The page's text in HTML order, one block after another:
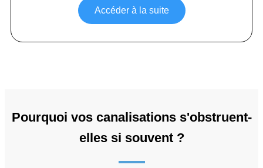
Accéder à la suite
Pourquoi vos canalisations s'obstruent-
elles si souvent ?